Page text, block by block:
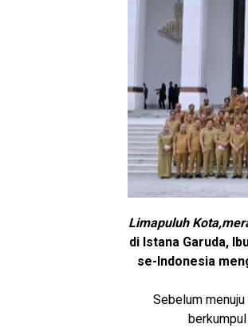
Limapuluh
di Istana Garuda,
se-Indonesia
Sebelum